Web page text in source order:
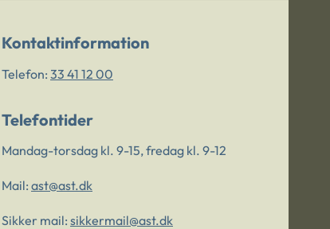
Kontaktinformation
Telefon: 33 41 12 00
Telefontider
Mandag-torsdag kl. 9-15, fredag kl. 9-12
Mail: ast@ast.dk
Sikker mail: sikkermail@ast.dk